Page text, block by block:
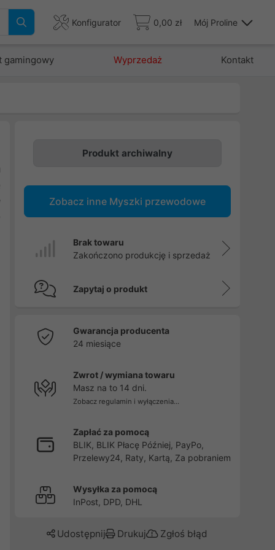
Konfigurator 0,00 zł Mój Proline
gamingowy Wyprzedaż Kontakt
Produkt archiwalny
Zobacz inne Myszki przewodowe
Brak towaru
Zakończono produkcję i sprzedaż
Zapytaj o produkt
Gwarancja producenta
24 miesiące
Zwrot / wymiana towaru
Masz na to 14 dni.
Zobacz regulamin i wyłączenia...
Zapłać za pomocą
BLIK, BLIK Płacę Później, PayPo,
Przelewy24, Raty, Kartą, Za pobraniem
Wysyłka za pomocą
InPost, DPD, DHL
Udostępnij Drukuj Zgłoś błąd